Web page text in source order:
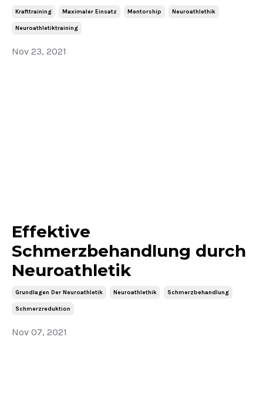
Krafttraining Maximaler Einsatz Mentorship Neuroathlethik
Neuroathletiktraining
Nov 23, 2021
Effektive
Schmerzbehandlung durch
Neuroathletik
Grundlagen Der Neuroathletik Neuroathlethik Schmerzbehandlung
Schmerzreduktion
Nov 07, 2021